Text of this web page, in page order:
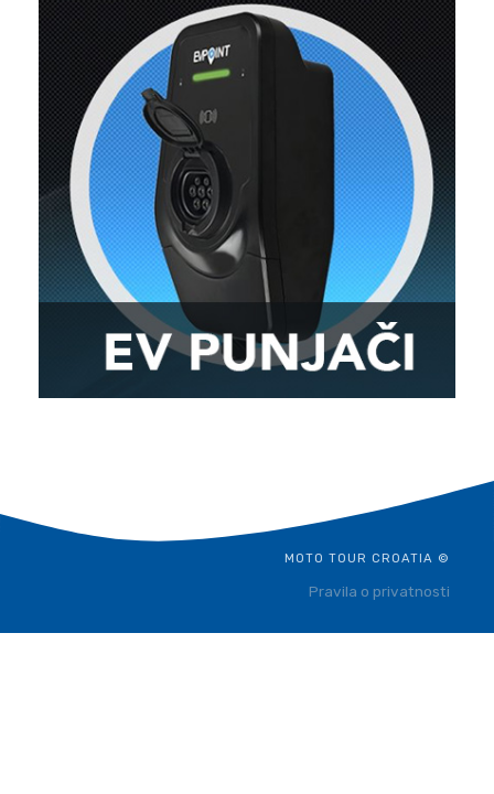
MOTO TOUR CROATIA ©
Pravila o privatnosti